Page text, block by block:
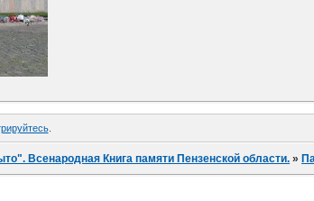
.
Всенародная Книга памяти Пензенской области. »